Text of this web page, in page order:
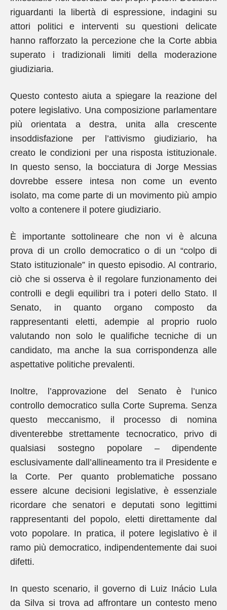
riguardanti la libertà di espressione, indagini su
attori politici e interventi su questioni delicate
hanno rafforzato la percezione che la Corte abbia
superato i tradizionali limiti della moderazione
giudiziaria.
Questo contesto aiuta a spiegare la reazione del
potere legislativo. Una composizione parlamentare
più orientata a destra, unita alla crescente
insoddisfazione per l’attivismo giudiziario, ha
creato le condizioni per una risposta istituzionale.
In questo senso, la bocciatura di Jorge Messias
dovrebbe essere intesa non come un evento
isolato, ma come parte di un movimento più ampio
volto a contenere il potere giudiziario.
È importante sottolineare che non vi è alcuna
prova di un crollo democratico o di un “colpo di
Stato istituzionale” in questo episodio. Al contrario,
ciò che si osserva è il regolare funzionamento dei
controlli e degli equilibri tra i poteri dello Stato. Il
Senato, in quanto organo composto da
rappresentanti eletti, adempie al proprio ruolo
valutando non solo le qualifiche tecniche di un
candidato, ma anche la sua corrispondenza alle
aspettative politiche prevalenti.
Inoltre, l’approvazione del Senato è l’unico
controllo democratico sulla Corte Suprema. Senza
questo meccanismo, il processo di nomina
diventerebbe strettamente tecnocratico, privo di
qualsiasi sostegno popolare – dipendente
esclusivamente dall’allineamento tra il Presidente e
la Corte. Per quanto problematiche possano
essere alcune decisioni legislative, è essenziale
ricordare che senatori e deputati sono legittimi
rappresentanti del popolo, eletti direttamente dal
voto popolare. In pratica, il potere legislativo è il
ramo più democratico, indipendentemente dai suoi
difetti.
In questo scenario, il governo di Luiz Inácio Lula
da Silva si trova ad affrontare un contesto meno